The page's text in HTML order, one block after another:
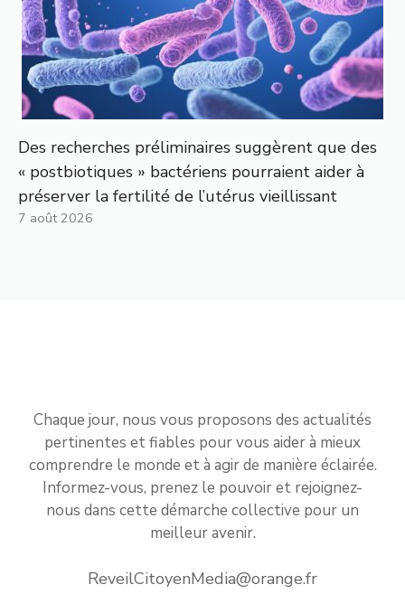
Des recherches préliminaires suggèrent que des
« postbiotiques » bactériens pourraient aider à
préserver la fertilité de l’utérus vieillissant
7 août 2026
Chaque jour, nous vous proposons des actualités
pertinentes et fiables pour vous aider à mieux
comprendre le monde et à agir de manière éclairée.
Informez-vous, prenez le pouvoir et rejoignez-
nous dans cette démarche collective pour un
meilleur avenir.
ReveilCitoyenMedia@orange.fr